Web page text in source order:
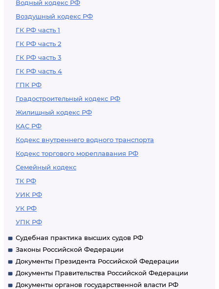
Водный кодекс РФ
Воздушный кодекс РФ
ГК РФ часть 1
ГК РФ часть 2
ГК РФ часть 3
ГК РФ часть 4
ГПК РФ
Градостроительный кодекс РФ
Жилищный кодекс РФ
КАС РФ
Кодекс внутреннего водного транспорта
Кодекс торгового мореплавания РФ
Семейный кодекс
ТК РФ
УИК РФ
УК РФ
УПК РФ
Судебная практика высших судов РФ
Законы Российской Федерации
Документы Президента Российской Федерации
Документы Правительства Российской Федерации
Документы органов государственной власти РФ